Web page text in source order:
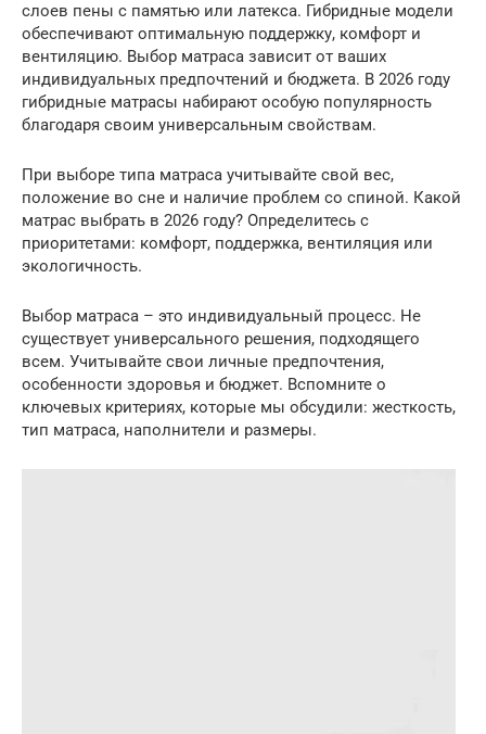
слоев пены с памятью или латекса. Гибридные модели
обеспечивают оптимальную поддержку, комфорт и
вентиляцию. Выбор матраса зависит от ваших
индивидуальных предпочтений и бюджета. В 2026 году
гибридные матрасы набирают особую популярность
благодаря своим универсальным свойствам.
При выборе типа матраса учитывайте свой вес,
положение во сне и наличие проблем со спиной. Какой
матрас выбрать в 2026 году? Определитесь с
приоритетами: комфорт, поддержка, вентиляция или
экологичность.
Выбор матраса – это индивидуальный процесс. Не
существует универсального решения, подходящего
всем. Учитывайте свои личные предпочтения,
особенности здоровья и бюджет. Вспомните о
ключевых критериях, которые мы обсудили: жесткость,
тип матраса, наполнители и размеры.